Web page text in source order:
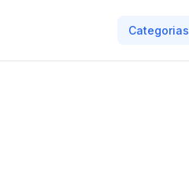
Categorias